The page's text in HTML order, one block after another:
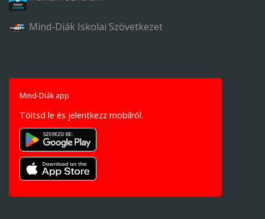
Mind-Diák Iskolai Szövetkezet
Mind-Diák app
Töltsd le és jelentkezz mobilról.